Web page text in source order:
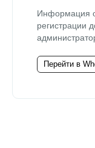
Информация
регистрации
Перейти в